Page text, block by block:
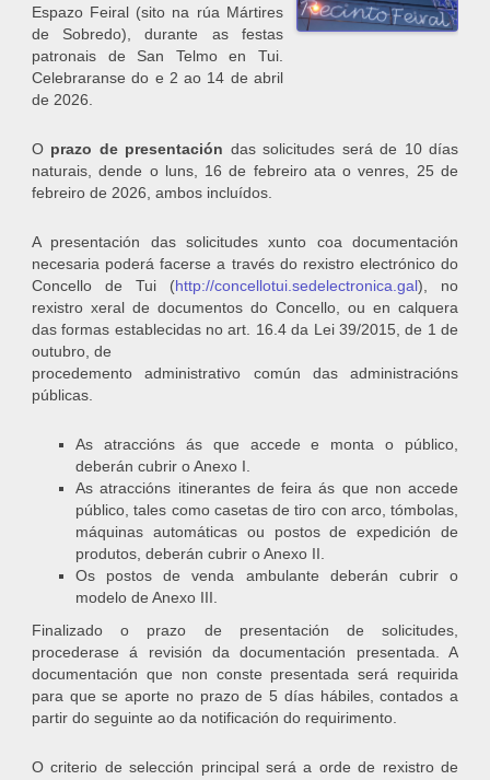
Espazo Feiral (sito na rúa Mártires
de Sobredo), durante as festas
patronais de San Telmo en Tui.
Celebraranse do e 2 ao 14 de abril
de 2026.
O prazo de presentación das solicitudes será de 10 días
naturais, dende o luns, 16 de febreiro ata o venres, 25 de
febreiro de 2026, ambos incluídos.
A presentación das solicitudes xunto coa documentación
necesaria poderá facerse a través do rexistro electrónico do
Concello de Tui (http://concellotui.sedelectronica.gal), no
rexistro xeral de documentos do Concello, ou en calquera
das formas establecidas no art. 16.4 da Lei 39/2015, de 1 de
outubro, de
procedemento administrativo común das administracións
públicas.
As atraccións ás que accede e monta o público,
deberán cubrir o Anexo I.
As atraccións itinerantes de feira ás que non accede
público, tales como casetas de tiro con arco, tómbolas,
máquinas automáticas ou postos de expedición de
produtos, deberán cubrir o Anexo II.
Os postos de venda ambulante deberán cubrir o
modelo de Anexo III.
Finalizado o prazo de presentación de solicitudes,
procederase á revisión da documentación presentada. A
documentación que non conste presentada será requirida
para que se aporte no prazo de 5 días hábiles, contados a
partir do seguinte ao da notificación do requirimento.
O criterio de selección principal será a orde de rexistro de